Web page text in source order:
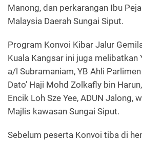
Manong, dan perkarangan Ibu
Malaysia Daerah Sungai Siput.
Program Konvoi Kibar Jalur
Kuala Kangsar ini juga melibatkan
a/l Subramaniam, YB Ahli
Dato’ Haji Mohd Zolkafly bin
Encik Loh Sze Yee, ADUN Jalong,
Majlis kawasan Sungai Siput.
Sebelum peserta Konvoi tiba di